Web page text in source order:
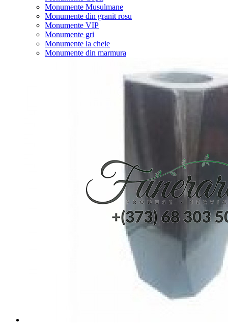
Monumente Musulmane
Monumente din granit rosu
Monumente VIP
Monumente gri
Monumente la cheie
Monumente din marmura